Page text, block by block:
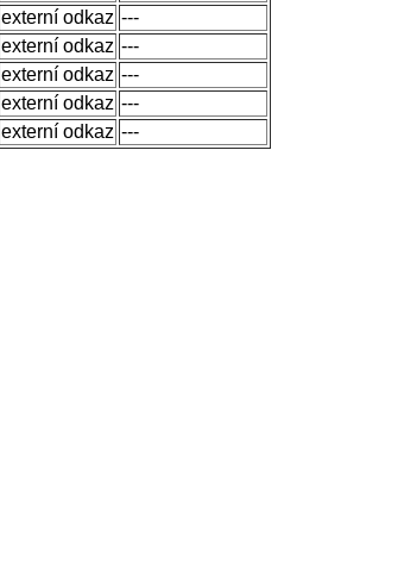
externí odkaz ---
externí odkaz ---
externí odkaz ---
externí odkaz ---
externí odkaz ---